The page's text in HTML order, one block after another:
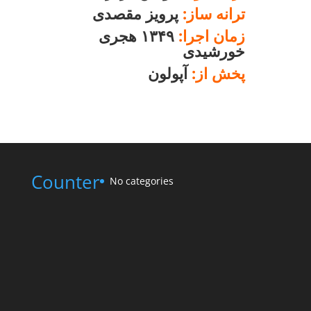
ترانه ساز: پرویز مقصدی
زمان اجرا:
هجری
خورشیدی
پخش از:آپولون
Counter No categories